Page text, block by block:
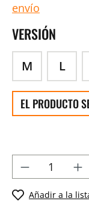
envío
VERSIÓN
M L
EL PRODUCTO
Añadir a la